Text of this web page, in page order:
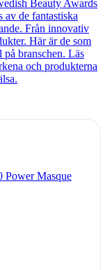
Beauty Awards
av de fantastiska
Från innovativ
Här är de som
branschen. Läs
och produkterna
Power Masque